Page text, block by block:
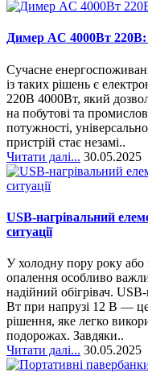
Димер AC 4000Вт 220В:
Сучасне
із таких рішень є
220В 4000Вт, який
на побутові та
потужності,
пристрій стає незамі..
Читати далі... 30.05.2025
USB-нагрівальний
ситуації
У холодну пору року або
опалення особливо
надійний обігрівач.
Вт при напрузі 12 В — це
рішення, яке легко
подорожах. Завдяки..
Читати далі... 30.05.2025